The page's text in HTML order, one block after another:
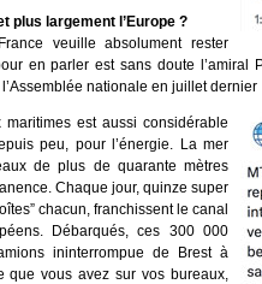
plus largement l’Europe ?
veuille absolument rester
en parler est sans doute l’amiral
nationale en juillet dernier
est aussi considérable
peu, pour l’énergie. La mer
de plus de quarante mètres
Chaque jour, quinze super
chacun, franchissent le canal
Débarqués, ces 300 000
ininterrompue de Brest à
que vous avez sur vos bureaux,